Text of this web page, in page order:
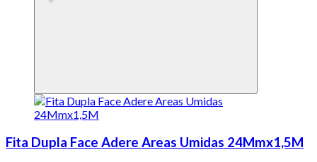
Fita Dupla Face Adere Areas Umidas 24Mmx1,5M